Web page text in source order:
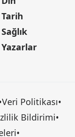
Tarih
Sağlık
Yazarlar
Veri Politikası•
Bildirimi•
•